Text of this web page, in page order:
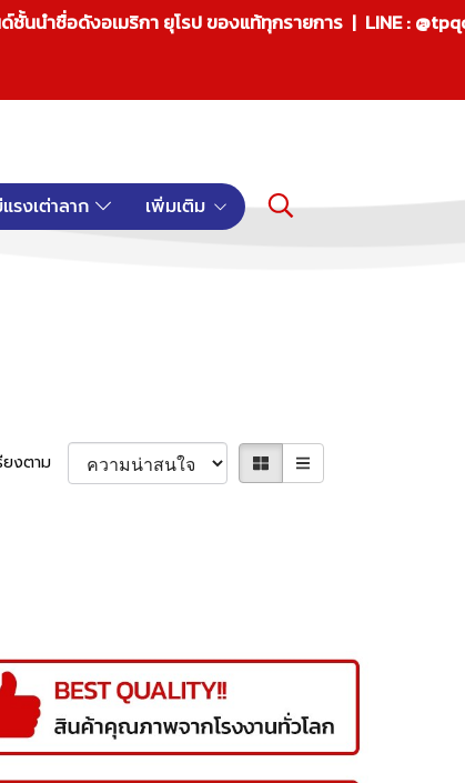
นนำชื่อดังอเมริกา ยุโรป ของแท้ทุกรายการ | LINE :
รงเต่าลาก เพิ่มเติม
ยงตาม